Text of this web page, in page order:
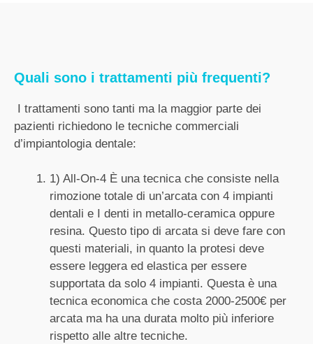
Quali sono i trattamenti più frequenti?
I trattamenti sono tanti ma la maggior parte dei
pazienti richiedono le tecniche commerciali
d’impiantologia dentale:
1) All-On-4 È una tecnica che consiste nella
rimozione totale di un’arcata con 4 impianti
dentali e I denti in metallo-ceramica oppure
resina. Questo tipo di arcata si deve fare con
questi materiali, in quanto la protesi deve
essere leggera ed elastica per essere
supportata da solo 4 impianti. Questa è una
tecnica economica che costa 2000-2500€ per
arcata ma ha una durata molto più inferiore
rispetto alle altre tecniche.